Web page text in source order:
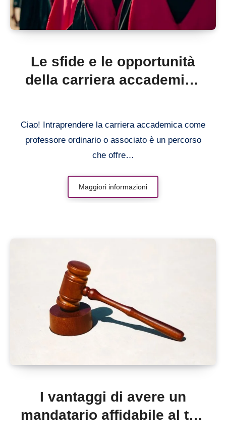
Le sfide e le opportunità
della carriera accademica
Ciao! Intraprendere la carriera accademica come
professore ordinario o associato è un percorso
che offre…
Maggiori informazioni
I vantaggi di avere un
mandatario affidabile al tuo